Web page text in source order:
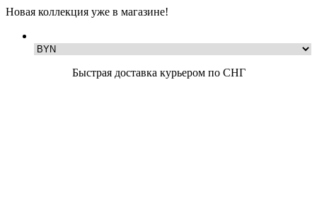
Новая коллекция уже в магазине!
Быстрая доставка курьером по СНГ